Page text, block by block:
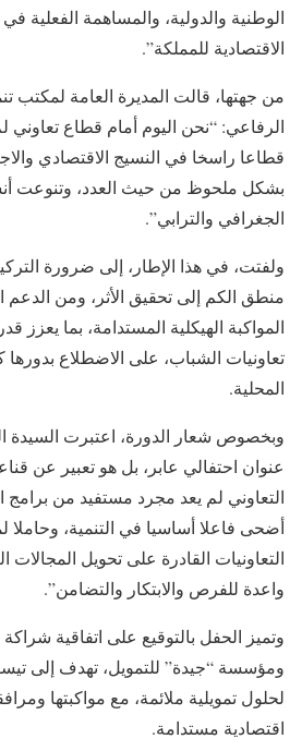
الوطنية والدولية، والمساهمة الفعلية في
الاقتصادية للمملكة”.
من جهتها، قالت المديرة العامة لمكتب
الرفاعي: “نحن اليوم أمام قطاع تعاوني
قطاعا راسخا في النسيج الاقتصادي
بشكل ملحوظ من حيث العدد، وتنوعت
الجغرافي والترابي”.
ولفتت، في هذا الإطار، إلى ضرورة
منطق الكم إلى تحقيق الأثر، ومن
المواكبة الهيكلية المستدامة، بما يعزز
تعاونيات الشباب، على الاضطلاع بدورها
المحلية.
وبخصوص شعار الدورة، اعتبرت السيدة
عنوان احتفالي عابر، بل هو تعبير عن
التعاوني لم يعد مجرد مستفيد من برامج
أضحى فاعلا أساسيا في التنمية،
التعاونيات القادرة على تحويل المجالات
واعدة للفرص والابتكار والتضامن”.
وتميز الحفل بالتوقيع على اتفاقية
ومؤسسة “جيدة” للتمويل، تهدف إلى
لحلول تمويلية ملائمة، مع مواكبتها
اقتصادية مستدامة.